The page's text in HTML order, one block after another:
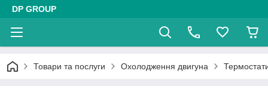
DP GROUP
Товари та послуги Охолодження двигуна